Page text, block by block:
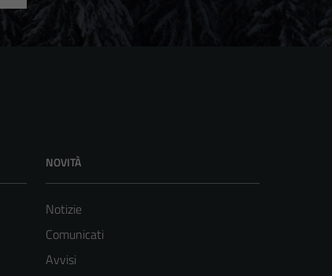
NOVITÀ
Notizie
Comunicati
Avvisi